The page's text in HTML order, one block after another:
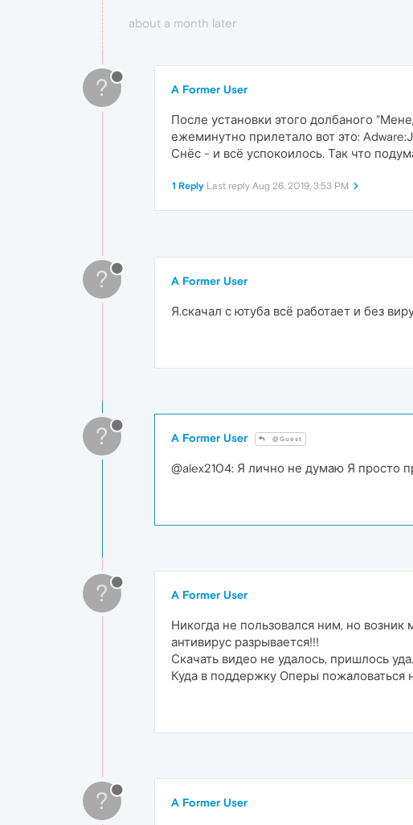
about a month later
? A Former User
После установки этого долбаного
ежеминутно прилетало вот это:
Снёс - и всё успокоилось. Так что
1 Reply Last reply Aug 26, 2019, 3:53 PM
? A Former User
Я.скачал с ютуба всё работает и без
? A Former User @Guest
@alex2104: Я лично не думаю Я просто
? A Former User
Никогда не пользовался ним, но возник
антивирус разрывается!!!
Скачать видео не удалось, пришлось
Куда в поддержку Оперы пожаловаться
? A Former User